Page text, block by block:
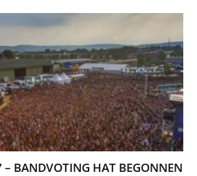
– BANDVOTING HAT BEGONNEN